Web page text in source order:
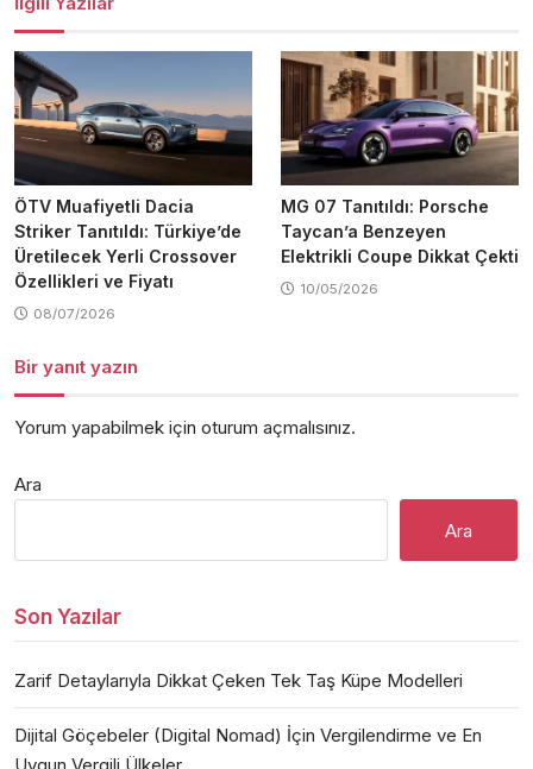
ÖTV Muafiyetli Dacia
Striker Tanıtıldı: Türkiye’de
Üretilecek Yerli Crossover
Özellikleri ve Fiyatı
08/07/2026
MG 07 Tanıtıldı: Porsche
Taycan’a Benzeyen
Elektrikli Coupe Dikkat Çekti
10/05/2026
Bir yanıt yazın
Yorum yapabilmek için oturum açmalısınız.
Ara
Ara
Son Yazılar
Zarif Detaylarıyla Dikkat Çeken Tek Taş Küpe Modelleri
Dijital Göçebeler (Digital Nomad) İçin Vergilendirme ve En